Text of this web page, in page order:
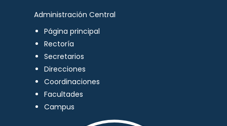
Administración Central
Página principal
Rectoría
Secretarios
Direcciones
Coordinaciones
Facultades
Campus